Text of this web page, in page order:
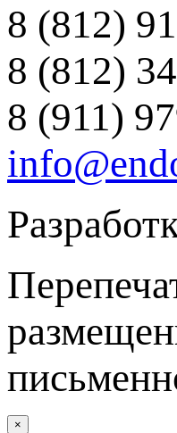
8 (812)
8 (812)
8 (911)
×